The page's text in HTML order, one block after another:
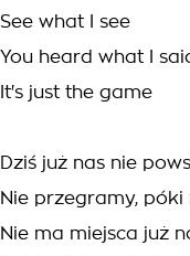
See what I see
You heard what I
It's just the game
Dziś już nas nie
Nie przegramy,
Nie ma miejsca już